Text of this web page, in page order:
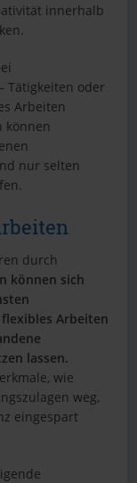
innerhalb
Tätigkeiten oder
Arbeiten
können
nur selten
durch
können sich
Arbeiten
lassen.
wie
weg,
eingespart